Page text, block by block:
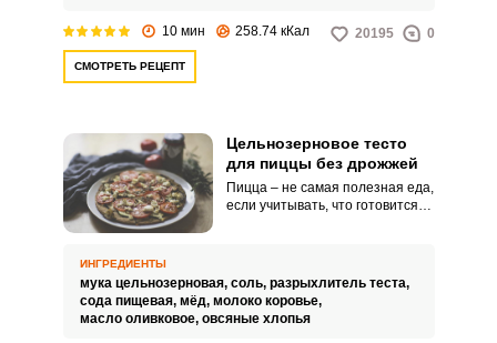
10 мин 258.74 кКал 20195 0
СМОТРЕТЬ РЕЦЕПТ
Цельнозерновое тесто
для пиццы без дрожжей
Пицца – не самая полезная еда,
если учитывать, что готовится
произвести нужную замену:
вместо бесполезной муки
высшего сорта использовать
ИНГРЕДИЕНТЫ
мука цельнозерновая, соль, разрыхлитель теста,
сода пищевая, мёд, молоко коровье,
масло оливковое, овсяные хлопья